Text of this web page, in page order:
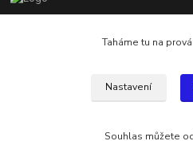
info@armygalanterie.cz
Všechny obrázky, popisky a texty
Taháme tu na
Nastavení
Souhlas můžete